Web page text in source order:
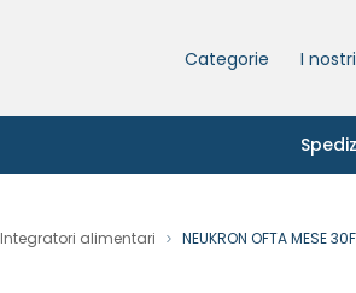
Categorie I
Integratori alimentari NEUKRON OFTA MESE